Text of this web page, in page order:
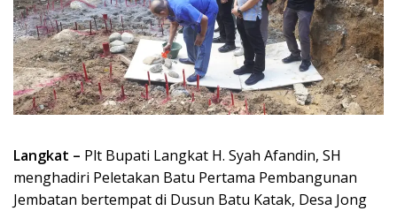
Langkat – Plt Bupati Langkat H. Syah Afandin, SH
menghadiri Peletakan Batu Pertama Pembangunan
Jembatan bertempat di Dusun Batu Katak, Desa Jong